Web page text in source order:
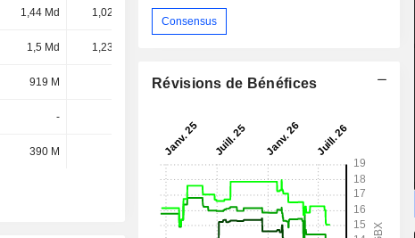
1,44 Md 1,02 Md 1,02 Md
1,5 Md 1,23 Md
919 M -
-
390 M
Consensus
Révisions de Bénéfices